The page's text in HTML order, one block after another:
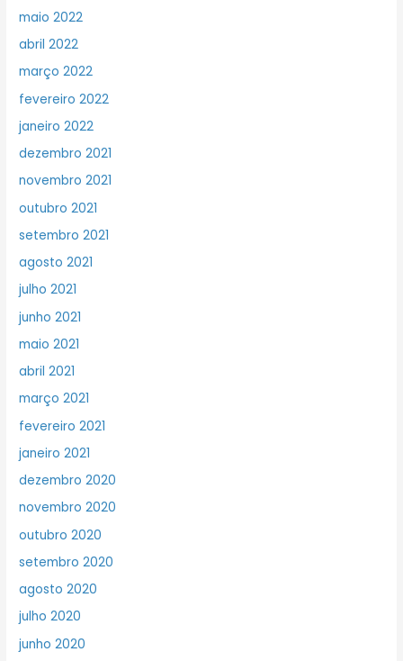
maio 2022
abril 2022
março 2022
fevereiro 2022
janeiro 2022
dezembro 2021
novembro 2021
outubro 2021
setembro 2021
agosto 2021
julho 2021
junho 2021
maio 2021
abril 2021
março 2021
fevereiro 2021
janeiro 2021
dezembro 2020
novembro 2020
outubro 2020
setembro 2020
agosto 2020
julho 2020
junho 2020